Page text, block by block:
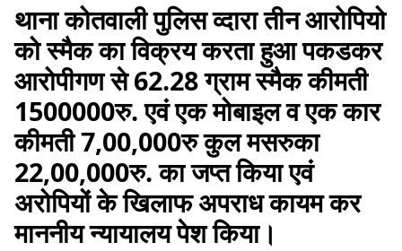
थाना कोतवाली पुलिस व्दारा तीन आरोपियो
को स्मैक का विक्रय करता हुआ पकडकर
आरोपीगण से 62.28 ग्राम स्मैक कीमती
1500000रु. एवं एक मोबाइल व एक कार
कीमती 7,00,000रु कुल मसरुका
22,00,000रु. का जप्त किया एवं
अरोपियों के खिलाफ अपराध कायम कर
माननीय न्यायालय पेश किया।